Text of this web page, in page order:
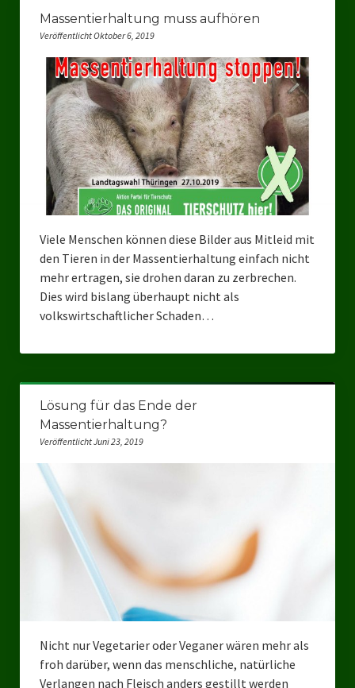
Ratsgruppe Tierschutz / DAL-WGD Duisburg
Ratsgruppe TIERSCHUTZ GUT Gelsenkirchen
Ratsgruppe DKP / TIERSCHUTZ Bottrop
Kreistagsgruppe TIERSCHUTZ hier! Mettmann
Wahlen
Kommunalwahl Nordrhein-Westfalen 2025
Unsere Kandidaten für Duisburg
Europawahl 2024
Landtagswahl Mecklenburg – Vorpommern 2021
Landtagswahl Sachsen-Anhalt 2021
Kommunalwahl Nordrhein-Westfalen 2020
Bürgerschaftswahl Hamburg 2020
Landtagswahl Thüringen 2019
Europawahl 2019
Impressum
Massentierhaltung muss aufhören
Veröffentlicht Oktober 6, 2019
Viele Menschen können diese Bilder aus Mitleid mit
den Tieren in der Massentierhaltung einfach nicht
mehr ertragen, sie drohen daran zu zerbrechen.
Dies wird bislang überhaupt nicht als
volkswirtschaftlicher Schaden…
Lösung für das Ende der
Massentierhaltung?
Veröffentlicht Juni 23, 2019
Nicht nur Vegetarier oder Veganer wären mehr als
froh darüber, wenn das menschliche, natürliche
Verlangen nach Fleisch anders gestillt werden